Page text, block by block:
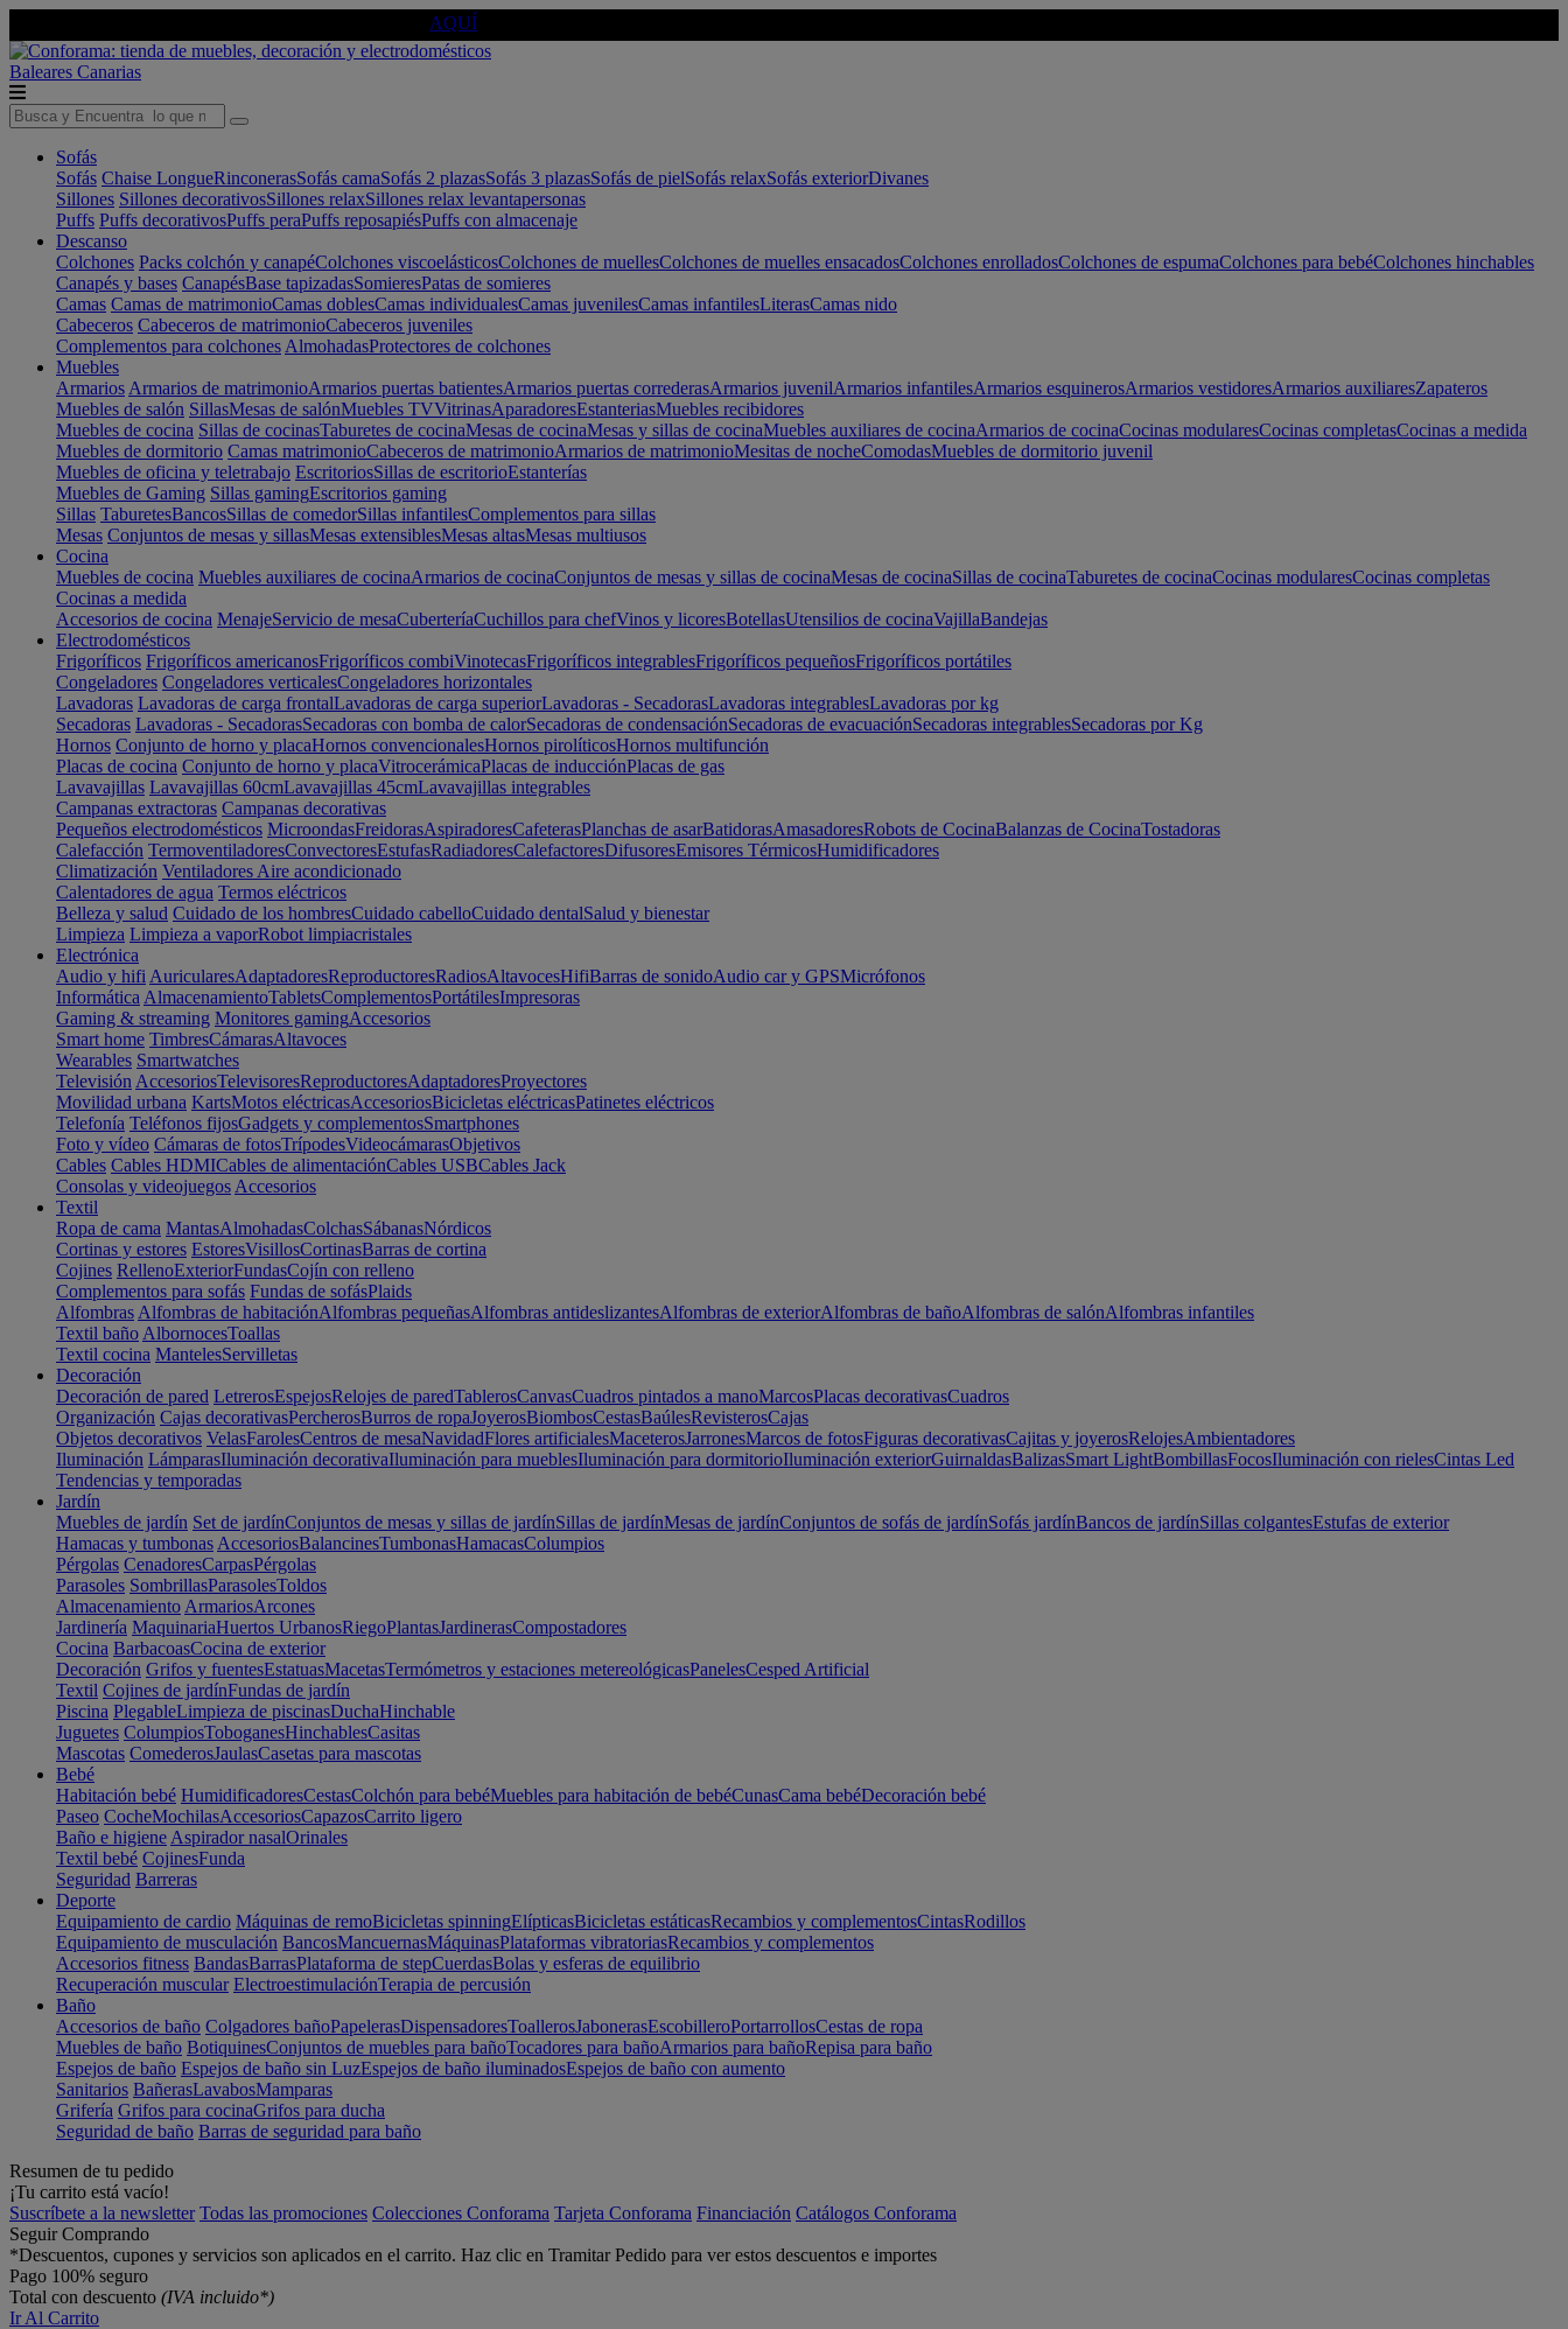
AQUÍ
Baleares Canarias
Sofás
Sofás Chaise LongueRinconerasSofás camaSofás 2 plazasSofás 3 plazasSofás de pielSofás relaxSofás exteriorDivanes
Sillones Sillones decorativosSillones relaxSillones relax levantapersonas
Puffs Puffs decorativosPuffs peraPuffs reposapiésPuffs con almacenaje
Descanso
Colchones Packs colchón y canapéColchones viscoelásticosColchones de muellesColchones de muelles ensacadosColchones enrolladosColchones de espumaColchones para bebéColchones hinchables
Canapés y bases CanapésBase tapizadasSomieresPatas de somieres
Camas Camas de matrimonioCamas doblesCamas individualesCamas juvenilesCamas infantilesLiterasCamas nido
Cabeceros Cabeceros de matrimonioCabeceros juveniles
Complementos para colchones AlmohadasProtectores de colchones
Muebles
Armarios Armarios de matrimonioArmarios puertas batientesArmarios puertas correderasArmarios juvenilArmarios infantilesArmarios esquinerosArmarios vestidoresArmarios auxiliaresZapateros
Muebles de salón SillasMesas de salónMuebles TVVitrinasAparadoresEstanteriasMuebles recibidores
Muebles de cocina Sillas de cocinasTaburetes de cocinaMesas de cocinaMesas y sillas de cocinaMuebles auxiliares de cocinaArmarios de cocinaCocinas modularesCocinas completasCocinas a medida
Muebles de dormitorio Camas matrimonioCabeceros de matrimonioArmarios de matrimonioMesitas de nocheComodasMuebles de dormitorio juvenil
Muebles de oficina y teletrabajo EscritoriosSillas de escritorioEstanterías
Muebles de Gaming Sillas gamingEscritorios gaming
Sillas TaburetesBancosSillas de comedorSillas infantilesComplementos para sillas
Mesas Conjuntos de mesas y sillasMesas extensiblesMesas altasMesas multiusos
Cocina
Muebles de cocina Muebles auxiliares de cocinaArmarios de cocinaConjuntos de mesas y sillas de cocinaMesas de cocinaSillas de cocinaTaburetes de cocinaCocinas modularesCocinas completas
Cocinas a medida
Accesorios de cocina MenajeServicio de mesaCuberteríaCuchillos para chefVinos y licoresBotellasUtensilios de cocinaVajillaBandejas
Electrodomésticos
Frigoríficos Frigoríficos americanosFrigoríficos combiVinotecasFrigoríficos integrablesFrigoríficos pequeñosFrigoríficos portátiles
Congeladores Congeladores verticalesCongeladores horizontales
Lavadoras Lavadoras de carga frontalLavadoras de carga superiorLavadoras - SecadorasLavadoras integrablesLavadoras por kg
Secadoras Lavadoras - SecadorasSecadoras con bomba de calorSecadoras de condensaciónSecadoras de evacuaciónSecadoras integrablesSecadoras por Kg
Hornos Conjunto de horno y placaHornos convencionalesHornos pirolíticosHornos multifunción
Placas de cocina Conjunto de horno y placaVitrocerámicaPlacas de inducciónPlacas de gas
Lavavajillas Lavavajillas 60cmLavavajillas 45cmLavavajillas integrables
Campanas extractoras Campanas decorativas
Pequeños electrodomésticos MicroondasFreidorasAspiradoresCafeterasPlanchas de asarBatidorasAmasadoresRobots de CocinaBalanzas de CocinaTostadoras
Calefacción TermoventiladoresConvectoresEstufasRadiadoresCalefactoresDifusoresEmisores TérmicosHumidificadores
Climatización Ventiladores Aire acondicionado
Calentadores de agua Termos eléctricos
Belleza y salud Cuidado de los hombresCuidado cabelloCuidado dentalSalud y bienestar
Limpieza Limpieza a vaporRobot limpiacristales
Electrónica
Audio y hifi AuricularesAdaptadoresReproductoresRadiosAltavocesHifiBarras de sonidoAudio car y GPSMicrófonos
Informática AlmacenamientoTabletsComplementosPortátilesImpresoras
Gaming & streaming Monitores gamingAccesorios
Smart home TimbresCámarasAltavoces
Wearables Smartwatches
Televisión AccesoriosTelevisoresReproductoresAdaptadoresProyectores
Movilidad urbana KartsMotos eléctricasAccesoriosBicicletas eléctricasPatinetes eléctricos
Telefonía Teléfonos fijosGadgets y complementosSmartphones
Foto y vídeo Cámaras de fotosTrípodesVideocámarasObjetivos
Cables Cables HDMICables de alimentaciónCables USBCables Jack
Consolas y videojuegos Accesorios
Textil
Ropa de cama MantasAlmohadasColchasSábanasNórdicos
Cortinas y estores EstoresVisillosCortinasBarras de cortina
Cojines RellenoExteriorFundasCojín con relleno
Complementos para sofás Fundas de sofásPlaids
Alfombras Alfombras de habitaciónAlfombras pequeñasAlfombras antideslizantesAlfombras de exteriorAlfombras de bañoAlfombras de salónAlfombras infantiles
Textil baño AlbornocesToallas
Textil cocina MantelesServilletas
Decoración
Decoración de pared LetrerosEspejosRelojes de paredTablerosCanvasCuadros pintados a manoMarcosPlacas decorativasCuadros
Organización Cajas decorativasPercherosBurros de ropaJoyerosBiombosCestasBaúlesRevisterosCajas
Objetos decorativos VelasFarolesCentros de mesaNavidadFlores artificialesMaceterosJarronesMarcos de fotosFiguras decorativasCajitas y joyerosRelojesAmbientadores
Iluminación LámparasIluminación decorativaIluminación para mueblesIluminación para dormitorioIluminación exteriorGuirnaldasBalizasSmart LightBombillasFocosIluminación con rielesCintas Led
Tendencias y temporadas
Jardín
Muebles de jardín Set de jardínConjuntos de mesas y sillas de jardínSillas de jardínMesas de jardínConjuntos de sofás de jardínSofás jardínBancos de jardínSillas colgantesEstufas de exterior
Hamacas y tumbonas AccesoriosBalancinesTumbonasHamacasColumpios
Pérgolas CenadoresCarpasPérgolas
Parasoles SombrillasParasolesToldos
Almacenamiento ArmariosArcones
Jardinería MaquinariaHuertos UrbanosRiegoPlantasJardinerasCompostadores
Cocina BarbacoasCocina de exterior
Decoración Grifos y fuentesEstatuasMacetasTermómetros y estaciones metereológicasPanelesCesped Artificial
Textil Cojines de jardínFundas de jardín
Piscina PlegableLimpieza de piscinasDuchaHinchable
Juguetes ColumpiosToboganesHinchablesCasitas
Mascotas ComederosJaulasCasetas para mascotas
Bebé
Habitación bebé HumidificadoresCestasColchón para bebéMuebles para habitación de bebéCunasCama bebéDecoración bebé
Paseo CocheMochilasAccesoriosCapazosCarrito ligero
Baño e higiene Aspirador nasalOrinales
Textil bebé CojinesFunda
Seguridad Barreras
Deporte
Equipamiento de cardio Máquinas de remoBicicletas spinningElípticasBicicletas estáticasRecambios y complementosCintasRodillos
Equipamiento de musculación BancosMancuernasMáquinasPlataformas vibratoriasRecambios y complementos
Accesorios fitness BandasBarrasPlataforma de stepCuerdasBolas y esferas de equilibrio
Recuperación muscular ElectroestimulaciónTerapia de percusión
Baño
Accesorios de baño Colgadores bañoPapelerasDispensadoresToallerosJabonerasEscobilleroPortarrollosCestas de ropa
Muebles de baño BotiquinesConjuntos de muebles para bañoTocadores para bañoArmarios para bañoRepisa para baño
Espejos de baño Espejos de baño sin LuzEspejos de baño iluminadosEspejos de baño con aumento
Sanitarios BañerasLavabosMamparas
Grifería Grifos para cocinaGrifos para ducha
Seguridad de baño Barras de seguridad para baño
Resumen de tu pedido
¡Tu carrito está vacío!
Suscríbete a la newsletter Todas las promociones Colecciones Conforama Tarjeta Conforama Financiación Catálogos Conforama
Seguir Comprando
*Descuentos, cupones y servicios son aplicados en el carrito. Haz clic en Tramitar Pedido para ver estos descuentos e importes
Pago 100% seguro
Total con descuento (IVA incluido*)
Ir Al Carrito